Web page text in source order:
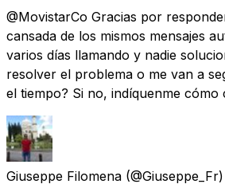
@MovistarCo Gracias por
cansada de los mismos mensajes
varios días llamando y nadie
resolver el problema o me van a
el tiempo? Si no, indíquenme cómo
Giuseppe Filomena